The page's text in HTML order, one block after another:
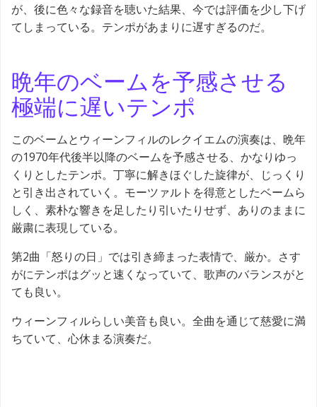
が、後に色々な録音を聴いた結果、今では評価を少し下げ
てしまっている。テンポがあまりに遅すぎるのだ。
晩年のベームを予感させる
極端に遅いテンポ
このベームとウィーンフィルのレクイエムの演奏は、晩年
の1970年代後半以降のベームを予感させる、かなりゆっ
くりとしたテンポ。丁寧に解きほぐした旋律が、じっくり
と引き出されていく。モーツァルトを得意としたベームら
しく、素朴な響きを足したり引いたりせず、ありのままに
厳粛に表現している。
第2曲「怒りの日」では引き締まった表情で、厳か。さす
がにテンポはグッと速くなっていて、歌声のバランスがと
ても良い。
ウィーンフィルらしい美音も良い。全曲を通じて慈愛に満
ちていて、心休まる演奏だ。